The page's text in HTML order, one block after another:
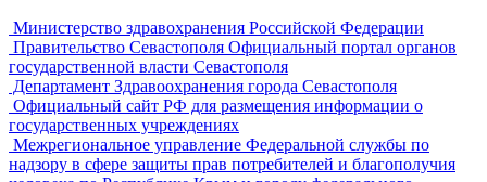
Министерство здравохранения Российской Федерации
Правительство Севастополя Официальный портал органов
государственной власти Севастополя
Департамент Здравоохранения города Севастополя
Официальный сайт РФ для размещения информации о
государственных учреждениях
Межрегиональное управление Федеральной службы по
надзору в сфере защиты прав потребителей и благополучия